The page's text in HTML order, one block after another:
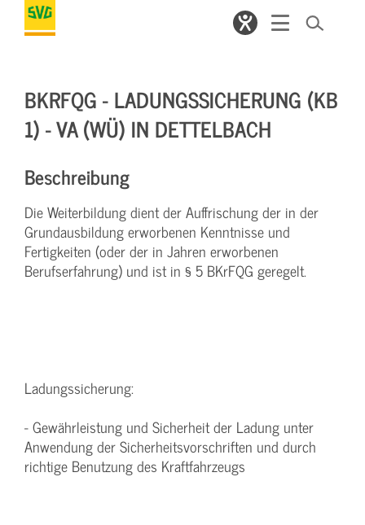
BKRFQG - LADUNGSSICHERUNG (KB
1) - VA (WÜ) IN DETTELBACH
Beschreibung
Die Weiterbildung dient der Auffrischung der in der
Grundausbildung erworbenen Kenntnisse und
Fertigkeiten (oder der in Jahren erworbenen
Berufserfahrung) und ist in § 5 BKrFQG geregelt.
Ladungssicherung:
- Gewährleistung und Sicherheit der Ladung unter
Anwendung der Sicherheitsvorschriften und durch
richtige Benutzung des Kraftfahrzeugs